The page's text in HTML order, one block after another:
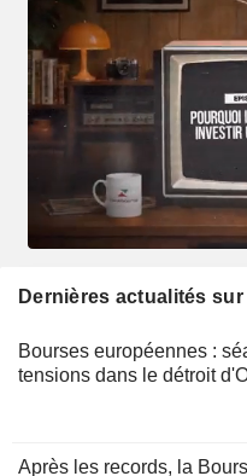
Dernières actualités sur
Bourses européennes :
tensions dans le détroit
Après les records, la